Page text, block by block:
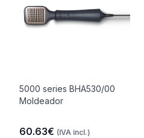
5000 series BHA530/00
Moldeador
60.63€ (IVA incl.)